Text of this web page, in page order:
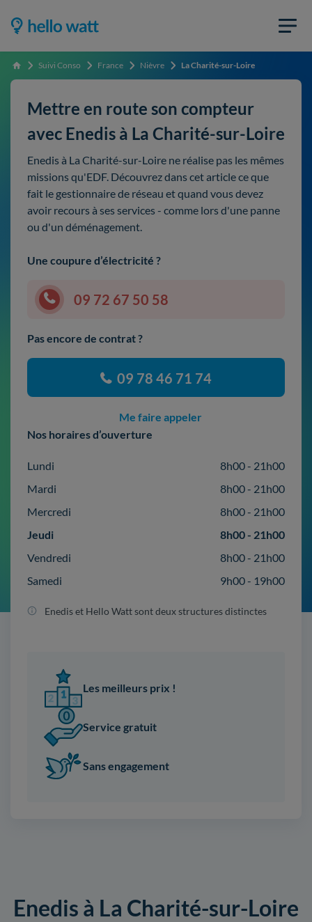
Accueil Suivi Conso France Nièvre La Charité-sur-Loire
Mettre en route son compteur
avec Enedis à La Charité-sur-Loire
Enedis à La Charité-sur-Loire ne réalise pas les mêmes
missions qu'EDF. Découvrez dans cet article ce que
fait le gestionnaire de réseau et quand vous devez
avoir recours à ses services - comme lors d'une panne
ou d'un déménagement.
Une coupure d’électricité ?
09 72 67 50 58
Pas encore de contrat ?
09 78 46 71 74
Me faire appeler
Nos horaires d’ouverture
Lundi
8h00 - 21h00
Mardi
8h00 - 21h00
Mercredi
8h00 - 21h00
Jeudi
8h00 - 21h00
Vendredi
8h00 - 21h00
Samedi
9h00 - 19h00
Enedis et Hello Watt sont deux structures distinctes
Les meilleurs prix !
Service gratuit
Sans engagement
Enedis à La Charité-sur-Loire